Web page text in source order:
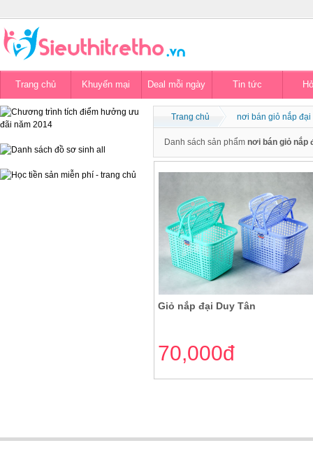
Trang chủ Khuyến mại Deal mỗi ngày Tin tức
Trang chủ nơi bán giỏ nắp đại
Danh sách sản phẩm nơi bán giỏ nắp
Giỏ nắp đại Duy Tân
70,000đ